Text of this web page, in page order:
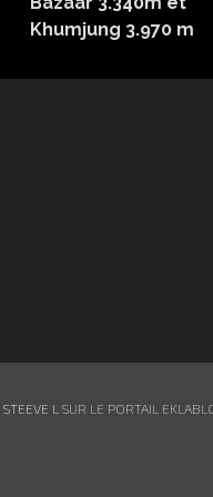
Khumjung 3.970 m
STEEVE L SUR LE PORTAIL